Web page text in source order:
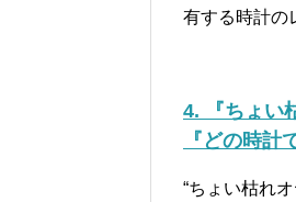
有する時計の
4. 『ちょい
『どの時
“ちょい枯れ